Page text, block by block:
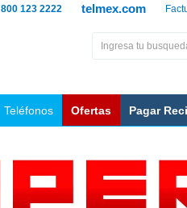
telmex.com
800 123 2222
Teléfonos Ofertas Pagar